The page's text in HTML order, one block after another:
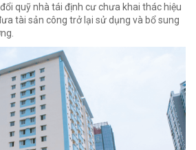
quỹ nhà tái định cư chưa khai thác hiệu
tài sản công trở lại sử dụng và bổ sung